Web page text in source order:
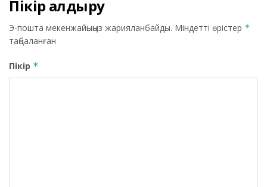
Пікір қалдыру
Э-пошта мекенжайыңыз жарияланбайды. Міндетті өрістер *
таңбаланған
Пікір *